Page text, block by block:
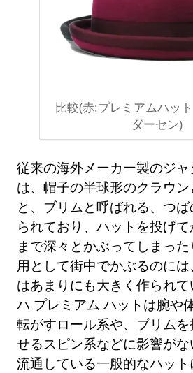
比較(赤:プレミアムハッ
ダーセン)
従来の海外メーカー製のジャ
は、帽子の半球形のクラウ
と、ブリムと呼ばれる、つ
られており、ハットを投げ
まで深々とかぶってしまっ
用として街中でかぶるのに
はあまりにも大きく作られ
ハ プレミアム ハットは腕や
転がすロール系や、ブリム
せるスピン系などに影響が
流通している一般的なハッ